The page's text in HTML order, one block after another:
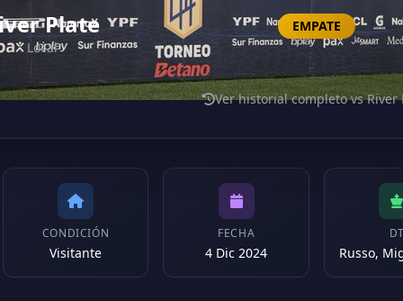
Plate
Local
EMPATE
Ver historial completo vs River
CONDICIÓN
Visitante
FECHA
4 Dic 2024